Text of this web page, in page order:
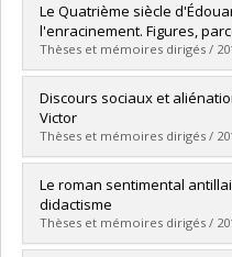
Diplômé(e) :Martelly,
Cycle :Doctorat
Diplôme obtenu :Ph. D.
Lien vers le document dans
Le Quatrième siècle
l'enracinement. Figures,
Thèses et mémoires dirigés /
Diplômé(e) :Denommé,
Cycle :
Diplôme obtenu :M.A.
Lien vers le document dans
Discours sociaux et
Victor
Thèses et mémoires dirigés /
Diplômé(e) :Lambert,
Cycle :Maîtrise
Diplôme obtenu :M.A.
Lien vers le document dans
Le roman sentimental
didactisme
Thèses et mémoires dirigés /